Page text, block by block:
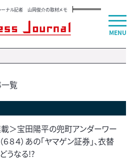
ーナル記者 山岡俊介の取材メモ
覧
＞宝田陽平の兜町アンダーワー
６８４）あの「ヤマゲン証券」、衣替
うなる!?
MENU